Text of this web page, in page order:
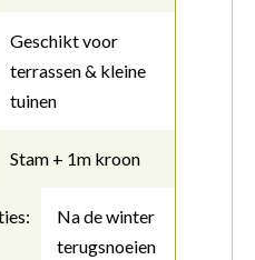
Geschikt voor
terrassen & kleine
tuinen
Stam + 1m kroon
Na de winter
terugsnoeien